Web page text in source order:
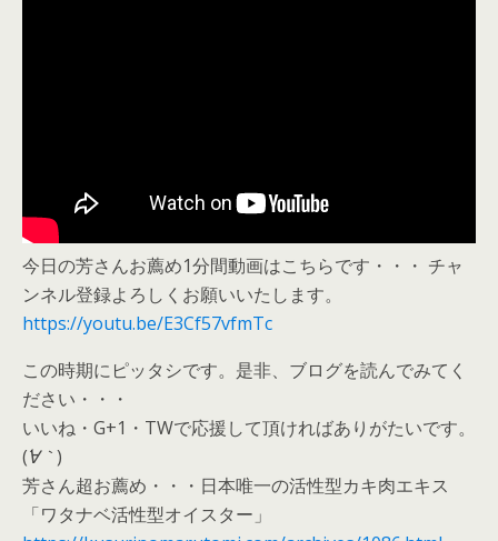
今日の芳さんお薦め1分間動画はこちらです・・・ チャ
ンネル登録よろしくお願いいたします。
https://youtu.be/E3Cf57vfmTc
この時期にピッタシです。是非、ブログを読んでみてく
ださい・・・
いいね・G+1・TWで応援して頂ければありがたいです。
(´∀｀)
芳さん超お薦め・・・日本唯一の活性型カキ肉エキス
「ワタナベ活性型オイスター」